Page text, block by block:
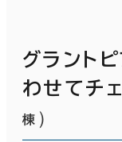
グラント
わせてチ
棟 ）